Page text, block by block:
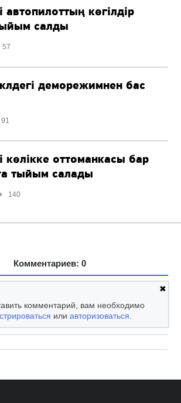
автопилоттың көгілдір
салды
57
деморежимнен бас
91
көлікке оттоманкасы бар
тыйым салады
140
Комментариев: 0
✖
комментарий, вам необходимо
илиавторизоваться